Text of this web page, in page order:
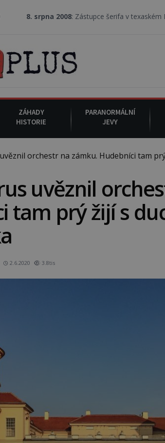
2008 : Zástupce šerifa v texaském DeWitt
ZÁHADY
HISTORIE
PARANORMÁLNÍ
JEVY
orchestr na zámku. Hudebníci tam
uvěznil
tam prý žijí s
2.6.2020 3.8tis